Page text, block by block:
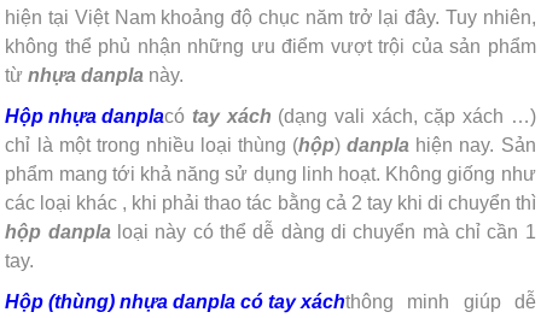
hiện tại Việt Nam khoảng độ chục năm trở lại đây. Tuy nhiên,
không thể phủ nhận những ưu điểm vượt trội của sản phẩm
từnhựa danpla này.
Hộp nhựa danplacó tay xách (dạng vali xách, cặp xách …)
chỉ là một trong nhiều loại thùng (hộp)danpla hiện nay. Sản
phẩm mang tới khả năng sử dụng linh hoạt. Không giống như
các loại khác , khi phải thao tác bằng cả 2 tay khi di chuyển thì
hộp danpla loại này có thể dễ dàng di chuyển mà chỉ cần 1
tay.
Hộp (thùng) nhựa danpla có tay xáchthông minh giúp dễ